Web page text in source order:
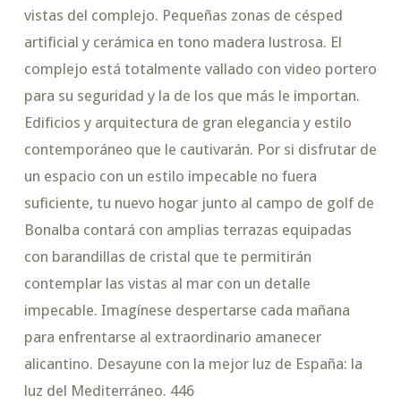
vistas del complejo. Pequeñas zonas de césped
artificial y cerámica en tono madera lustrosa. El
complejo está totalmente vallado con video portero
para su seguridad y la de los que más le importan.
Edificios y arquitectura de gran elegancia y estilo
contemporáneo que le cautivarán. Por si disfrutar de
un espacio con un estilo impecable no fuera
suficiente, tu nuevo hogar junto al campo de golf de
Bonalba contará con amplias terrazas equipadas
con barandillas de cristal que te permitirán
contemplar las vistas al mar con un detalle
impecable. Imagínese despertarse cada mañana
para enfrentarse al extraordinario amanecer
alicantino. Desayune con la mejor luz de España: la
luz del Mediterráneo. 446